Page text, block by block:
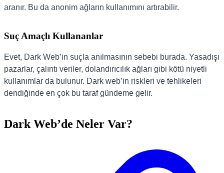
aranır. Bu da anonim ağların kullanımını artırabilir.
Suç Amaçlı Kullananlar
Evet, Dark Web’in suçla anılmasının sebebi burada. Yasadışı
pazarlar, çalıntı veriler, dolandırıcılık ağları gibi kötü niyetli
kullanımlar da bulunur. Dark web’in riskleri ve tehlikeleri
dendiğinde en çok bu taraf gündeme gelir.
Dark Web’de Neler Var?